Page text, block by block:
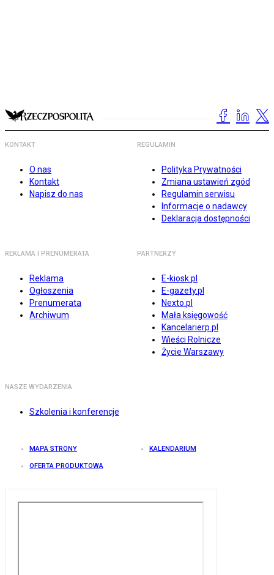
KONTAKT
O nas
Kontakt
Napisz do nas
REGULAMIN
Polityka Prywatności
Zmiana ustawień zgód
Regulamin serwisu
Informacje o nadawcy
Deklaracja dostępności
REKLAMA I PRENUMERATA
Reklama
Ogłoszenia
Prenumerata
Archiwum
PARTNERZY
E-kiosk.pl
E-gazety.pl
Nexto.pl
Mała księgowość
Kancelarierp.pl
Wieści Rolnicze
Życie Warszawy
NASZE WYDARZENIA
Szkolenia i konferencje
MAPA STRONY KALENDARIUM
OFERTA PRODUKTOWA